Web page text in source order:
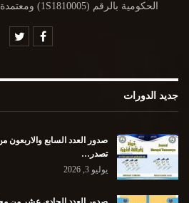
الحكومية بالرقم (1S1810005) ومعتمدة من جميع وزارات الدولة
جديد الدورات
صدور العدد السابع والاربعون
تصدر…
يوليو 3, 2026